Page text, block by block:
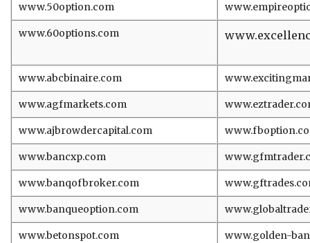
www.50option.com
www.60options.com
www.abcbinaire.com
www.agfmarkets.com
www.ajbrowdercapital.com
www.bancxp.com
www.banqofbroker.com
www.banqueoption.com
www.betonspot.com www.golden-